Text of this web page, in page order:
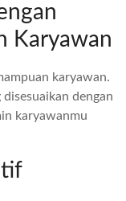
Karyawan
karyawan.
dengan
karyawanmu